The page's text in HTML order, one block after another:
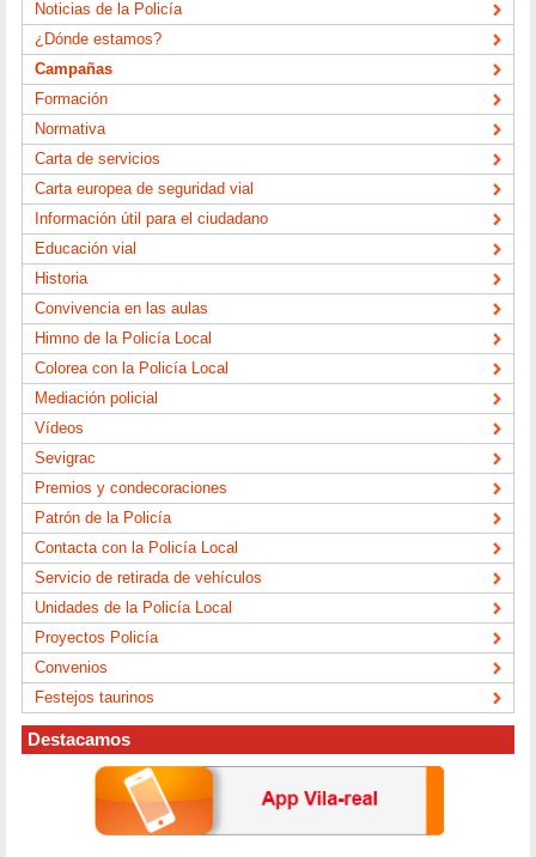
Noticias de la Policía
¿Dónde estamos?
Campañas
Formación
Normativa
Carta de servicios
Carta europea de seguridad vial
Información útil para el ciudadano
Educación vial
Historia
Convivencia en las aulas
Himno de la Policía Local
Colorea con la Policía Local
Mediación policial
Vídeos
Sevigrac
Premios y condecoraciones
Patrón de la Policía
Contacta con la Policía Local
Servicio de retirada de vehículos
Unidades de la Policía Local
Proyectos Policía
Convenios
Festejos taurinos
Destacamos